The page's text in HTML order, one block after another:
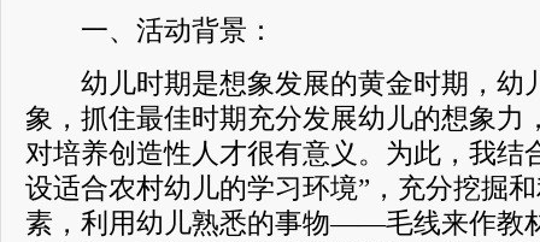
一、活动背景：
幼儿时期是想象发展的黄金时期，幼
象，抓住最佳时期充分发展幼儿的想象力
对培养创造性人才很有意义。为此，我结
设适合农村幼儿的学习环境”，充分挖掘
素，利用幼儿熟悉的事物——毛线来作教